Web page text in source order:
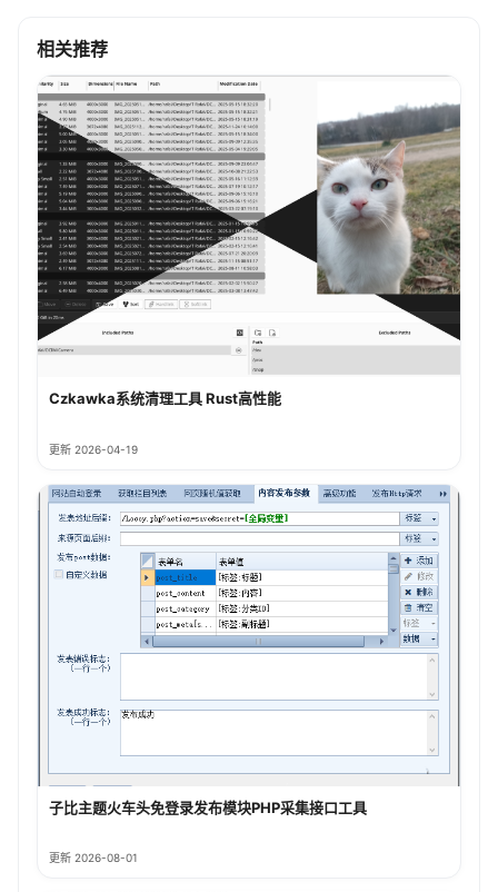
相关推荐
Czkawka系统清理工具 Rust高性能
更新 2026-04-19
子比主题火车头免登录发布模块PHP采集接口工具
更新 2026-08-01